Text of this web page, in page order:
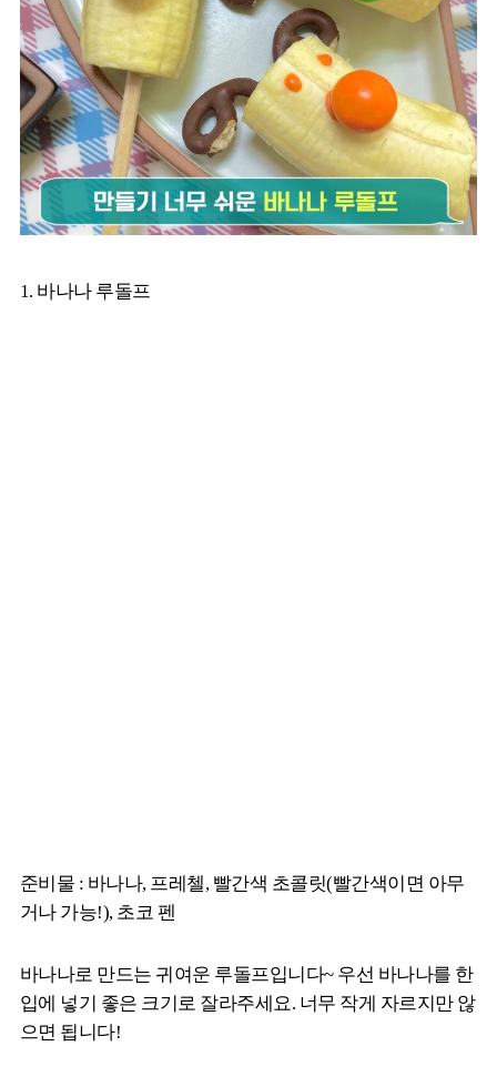
1. 바나나 루돌프
준비물 : 바나나, 프레첼, 빨간색 초콜릿(빨간색이면 아무
거나 가능!), 초코 펜
바나나로 만드는 귀여운 루돌프입니다~ 우선 바나나를 한
입에 넣기 좋은 크기로 잘라주세요. 너무 작게 자르지만 않
으면 됩니다!